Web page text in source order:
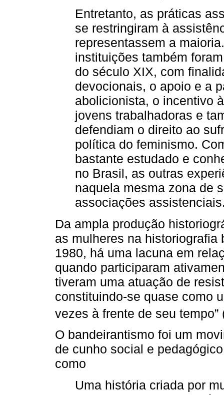
Entretanto, as práticas
se restringiram à
representassem a
instituições também
do século XIX, com
devocionais, o apoio e a
abolicionista, o incentivo
jovens trabalhadoras e
defendiam o direito ao
política do feminismo.
bastante estudado e
no Brasil, as outras
naquela mesma zona de
associações
Da ampla produção
as mulheres na
1980, há uma lacuna em
quando participaram
tiveram uma atuação de
constituindo-se quase como
vezes à frente de seu tempo”
O bandeirantismo foi um
de cunho social e
como
Uma história criada por